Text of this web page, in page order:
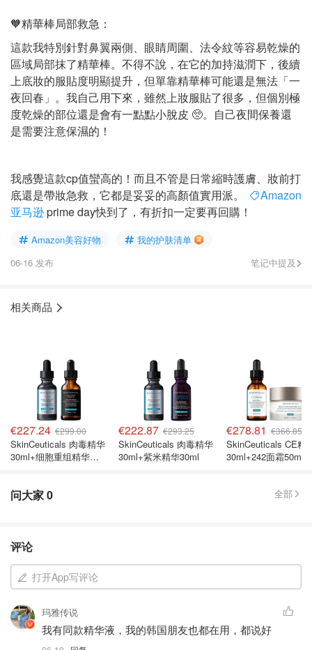
🧡精華棒局部救急：
這款我特別針對鼻翼兩側、眼睛周圍、法令紋等容易乾燥的
區域局部抹了精華棒。不得不說，在它的加持滋潤下，後續
上底妝的服貼度明顯提升，但單靠精華棒可能還是無法「一
夜回春」。我自己用下來，雖然上妝服貼了很多，但個別極
度乾燥的部位還是會有一點點小脫皮 🥺。自己夜間保養還
是需要注意保濕的！
我感覺這款cp值蠻高的！而且不管是日常縮時護膚、妝前打
底還是帶妝急救，它都是妥妥的高顏值實用派。
Amazon
亚马逊prime day快到了，有折扣一定要再回購！
Amazon美容好物
我的护肤清单
06-16 发布
笔记中提及
相关商品
€227.24 €299.00
SkinCeuticals 肉毒精华
30ml+细胞重组精华
€222.87 €293.25
SkinCeuticals 肉毒精华
30ml+紫米精华30ml
€278.81 €366.85
SkinCeuticals CE精
30ml+242面霜50ml
问大家0 全部
评论
打开App写评论
玛雅传说
我有同款精华液，我的韩国朋友也都在用，都说好